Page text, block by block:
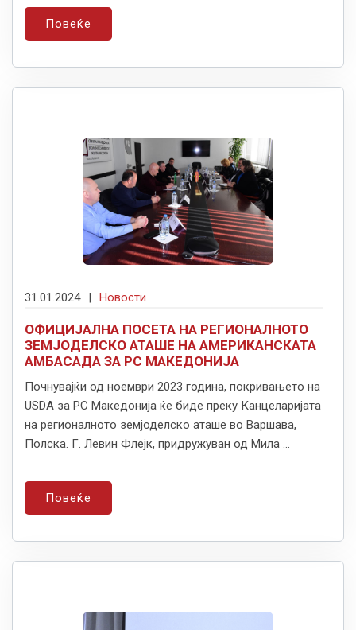
Повеќе
31.01.2024 | Новости
ОФИЦИЈАЛНА ПОСЕТА НА РЕГИОНАЛНОТО
ЗЕМЈОДЕЛСКО АТАШЕ НА АМЕРИКАНСКАТА
АМБАСАДА ЗА РС МАКЕДОНИЈА
Почнувајќи од ноември 2023 година, покривањето на
USDA за РС Македонија ќе биде преку Канцеларијата
на регионалното земјоделско аташе во Варшава,
Полска. Г. Левин Флејк, придружуван од Мила ...
Повеќе